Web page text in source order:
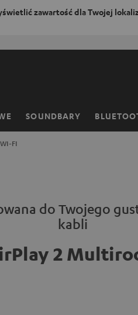
zawartość dla Twojej
SOUNDBARY
FI
do Twojego
kabli
2